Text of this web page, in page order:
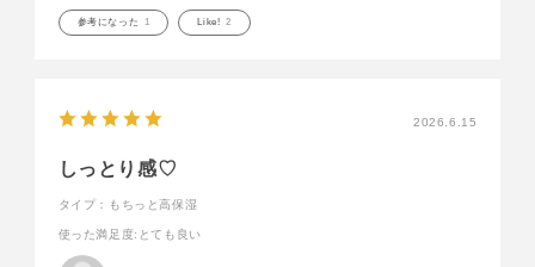
参考になった 1 Like! 2
2026.6.15
しっとり感♡
タイプ：もちっと高保湿
使った満足度:とても良い